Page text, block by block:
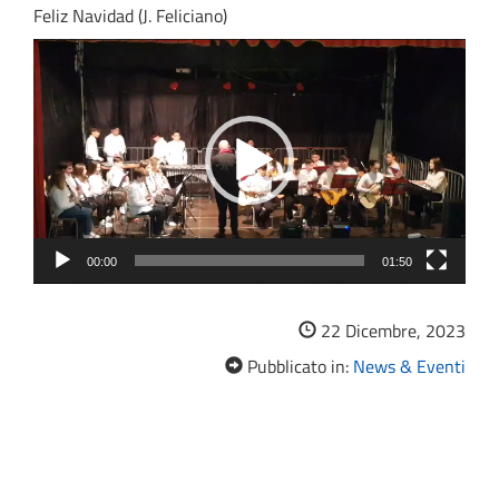
Feliz Navidad (J. Feliciano)
Video
Player
00:00 01:50
22 Dicembre, 2023
Pubblicato in: News & Eventi